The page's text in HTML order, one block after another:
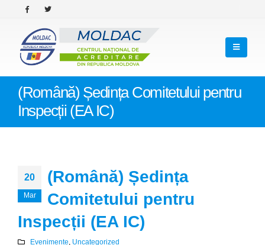
(Română) Ședința Comitetului pentru
Inspecții (EA IC)
20
Mar
(Română) Ședința
Comitetului pentru
Inspecții (EA IC)
Evenimente Uncategorized